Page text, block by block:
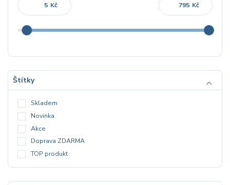
Kč Kč
Štítky
Skladem
Novinka
Akce
Doprava ZDARMA
TOP produkt